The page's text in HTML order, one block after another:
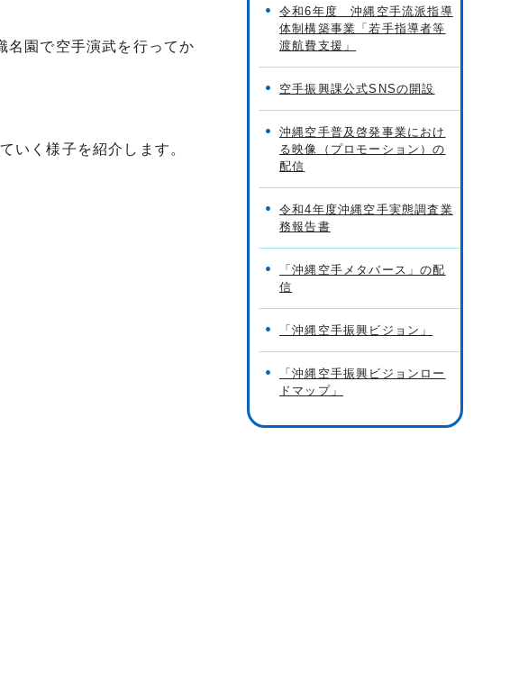
園で空手演武を行ってか
いく様子を紹介します。
令和6年度 沖縄空手流派指導
体制構築事業「若手指導者等
渡航費支援」
空手振興課公式SNSの開設
沖縄空手普及啓発事業におけ
る映像（プロモーション）の
配信
令和4年度沖縄空手実態調査業
務報告書
「沖縄空手メタバース」の配
信
「沖縄空手振興ビジョン」
「沖縄空手振興ビジョンロー
ドマップ」